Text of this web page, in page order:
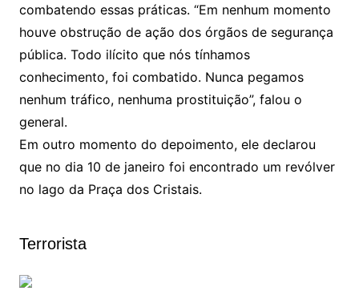
combatendo essas práticas. “Em nenhum momento
houve obstrução de ação dos órgãos de segurança
pública. Todo ilícito que nós tínhamos
conhecimento, foi combatido. Nunca pegamos
nenhum tráfico, nenhuma prostituição”, falou o
general.
Em outro momento do depoimento, ele declarou
que no dia 10 de janeiro foi encontrado um revólver
no lago da Praça dos Cristais.
Terrorista